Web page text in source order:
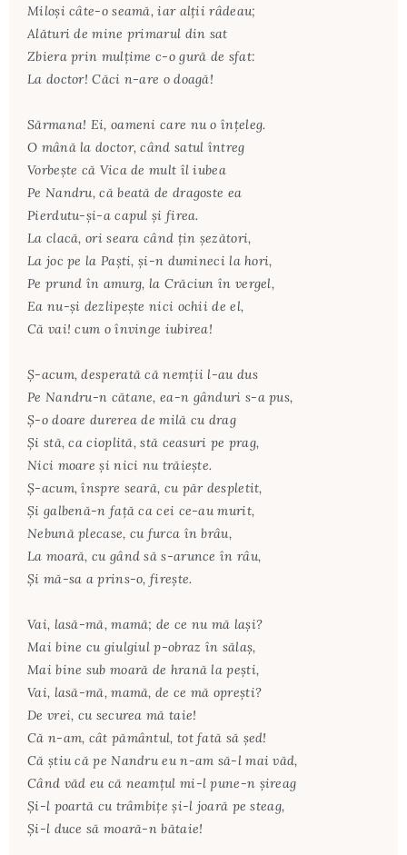
Miloşi câte-o seamă, iar alţii râdeau;
Alături de mine primarul din sat
Zbiera prin mulţime c-o gură de sfat:
La doctor! Căci n-are o doagă!
Sărmana! Ei, oameni care nu o înţeleg.
O mână la doctor, când satul întreg
Vorbeşte că Vica de mult îl iubea
Pe Nandru, că beată de dragoste ea
Pierdutu-şi-a capul şi firea.
La clacă, ori seara când ţin şezători,
La joc pe la Paşti, şi-n dumineci la hori,
Pe prund în amurg, la Crăciun în vergel,
Ea nu-şi dezlipeşte nici ochii de el,
Că vai! cum o învinge iubirea!
Ş-acum, desperată că nemţii l-au dus
Pe Nandru-n cătane, ea-n gânduri s-a pus,
Ş-o doare durerea de milă cu drag
Şi stă, ca cioplită, stă ceasuri pe prag,
Nici moare şi nici nu trăieşte.
Ş-acum, înspre seară, cu păr despletit,
Şi galbenă-n faţă ca cei ce-au murit,
Nebună plecase, cu furca în brâu,
La moară, cu gând să s-arunce în râu,
Şi mă-sa a prins-o, fireşte.
Vai, lasă-mă, mamă; de ce nu mă laşi?
Mai bine cu giulgiul p-obraz în sălaş,
Mai bine sub moară de hrană la peşti,
Vai, lasă-mă, mamă, de ce mă opreşti?
De vrei, cu securea mă taie!
Că n-am, cât pământul, tot fată să şed!
Că ştiu că pe Nandru eu n-am să-l mai văd,
Când văd eu că neamţul mi-l pune-n şireag
Şi-l poartă cu trâmbiţe şi-l joară pe steag,
Şi-l duce să moară-n bătaie!